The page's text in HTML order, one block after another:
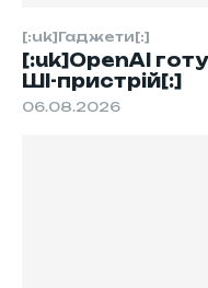
[:uk]Гаджети[:]
[:uk]OpenAI
ШІ-пристрій[:]
06.08.2026